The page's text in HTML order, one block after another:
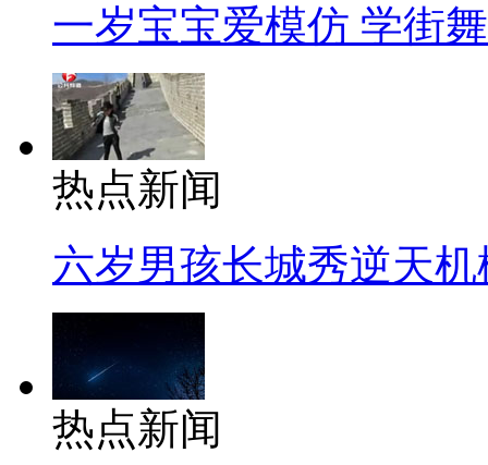
一岁宝宝爱模仿 学街
热点新闻
六岁男孩长城秀逆天机
热点新闻